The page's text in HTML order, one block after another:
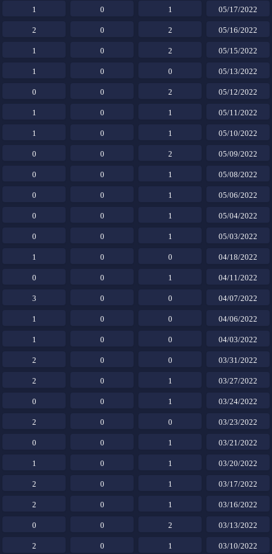
05/17/2022
1
0
1
05/16/2022
2
0
2
05/15/2022
2
0
1
05/13/2022
0
0
1
05/12/2022
2
0
0
05/11/2022
1
0
1
05/10/2022
1
0
1
05/09/2022
2
0
0
05/08/2022
1
0
0
05/06/2022
1
0
0
05/04/2022
1
0
0
05/03/2022
1
0
0
04/18/2022
0
0
1
04/11/2022
1
0
0
04/07/2022
0
0
3
04/06/2022
0
0
1
04/03/2022
0
0
1
03/31/2022
0
0
2
03/27/2022
1
0
2
03/24/2022
1
0
0
03/23/2022
0
0
2
03/21/2022
1
0
0
03/20/2022
1
0
1
03/17/2022
1
0
2
03/16/2022
1
0
2
03/13/2022
2
0
0
03/10/2022
1
0
2